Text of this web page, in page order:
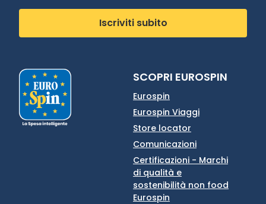
Iscriviti subito
SCOPRI EUROSPIN
Eurospin
Eurospin Viaggi
Store locator
Comunicazioni
Certificazioni - Marchi
di qualità e
sostenibilità non food
Eurospin